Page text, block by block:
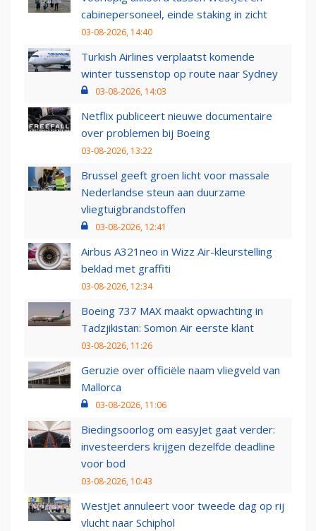
cabinepersoneel, einde staking in zicht
03-08-2026, 14:40
Turkish Airlines verplaatst komende
winter tussenstop op route naar Sydney
03-08-2026, 14:03
Netflix publiceert nieuwe documentaire
over problemen bij Boeing
03-08-2026, 13:22
Brussel geeft groen licht voor massale
Nederlandse steun aan duurzame
vliegtuigbrandstoffen
03-08-2026, 12:41
Airbus A321neo in Wizz Air-kleurstelling
beklad met graffiti
03-08-2026, 12:34
Boeing 737 MAX maakt opwachting in
Tadzjikistan: Somon Air eerste klant
03-08-2026, 11:26
Geruzie over officiële naam vliegveld van
Mallorca
03-08-2026, 11:06
Biedingsoorlog om easyJet gaat verder:
investeerders krijgen dezelfde deadline
voor bod
03-08-2026, 10:43
WestJet annuleert voor tweede dag op rij
vlucht naar Schiphol